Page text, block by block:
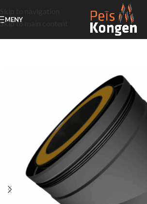
Skip to main content
MENY